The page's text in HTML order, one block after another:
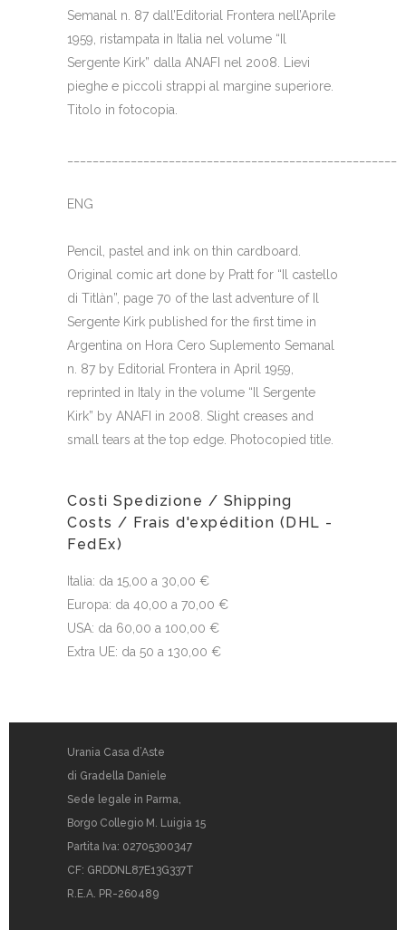
Semanal n. 87 dall’Editorial Frontera nell’Aprile
1959, ristampata in Italia nel volume “Il
Sergente Kirk” dalla ANAFI nel 2008. Lievi
pieghe e piccoli strappi al margine superiore.
Titolo in fotocopia.
ENG
Pencil, pastel and ink on thin cardboard.
Original comic art done by Pratt for “Il castello
di Titlàn”, page 70 of the last adventure of Il
Sergente Kirk published for the first time in
Argentina on Hora Cero Suplemento Semanal
n. 87 by Editorial Frontera in April 1959,
reprinted in Italy in the volume “Il Sergente
Kirk” by ANAFI in 2008. Slight creases and
small tears at the top edge. Photocopied title.
Costi Spedizione / Shipping
Costs / Frais d'expédition (DHL -
FedEx)
Italia: da 15,00 a 30,00 €
Europa: da 40,00 a 70,00 €
USA: da 60,00 a 100,00 €
Extra UE: da 50 a 130,00 €
Urania Casa d’Aste
di Gradella Daniele
Sede legale in Parma,
Borgo Collegio M. Luigia 15
Partita Iva: 02705300347
CF: GRDDNL87E13G337T
R.E.A. PR-260489